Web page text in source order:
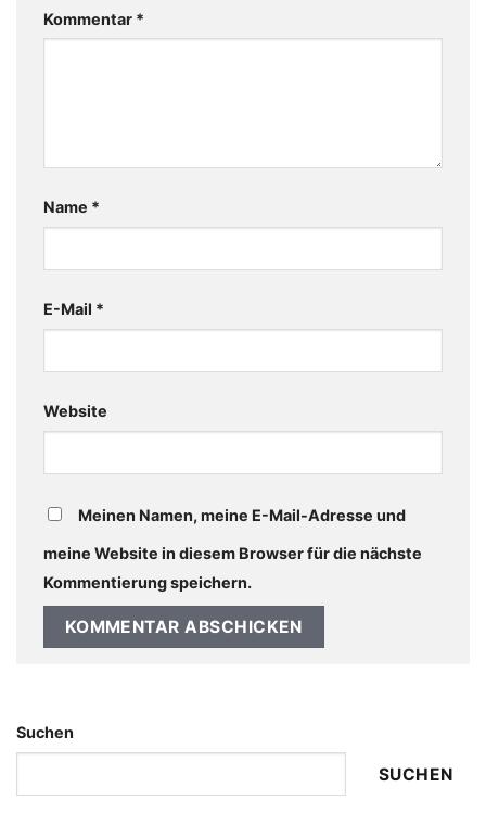
Kommentar *
Name *
E-Mail *
Website
Meinen Namen, meine E-Mail-Adresse und
meine Website in diesem Browser für die nächste
Kommentierung speichern.
Suchen
SUCHEN